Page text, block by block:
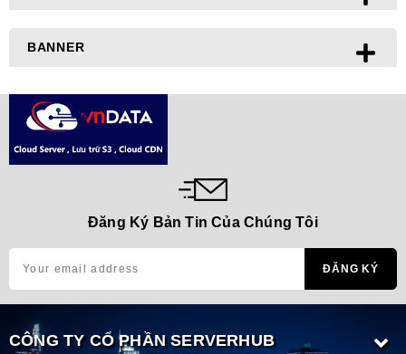
BANNER
Đăng Ký Bản Tin Của Chúng Tôi
CÔNG TY CỔ PHẦN SERVERHUB